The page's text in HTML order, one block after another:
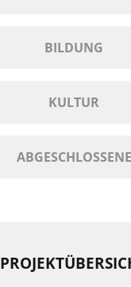
BILDUNG
KULTUR
ABGESCHLOSSENE